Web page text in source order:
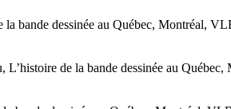
bande dessinée au Québec, Montréal,
de la bande dessinée au